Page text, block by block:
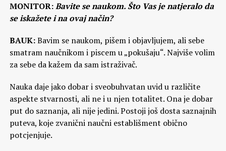
MONITOR:Bavite se naukom. Što Vas je natjeralo da
se iskažete i na ovaj način?
BAUK:Bavim se naukom, pišem i objavljujem, ali sebe
smatram naučnikom i piscem u „pokušaju“. Najviše volim
za sebe da kažem da sam istraživač.
Nauka daje jako dobar i sveobuhvatan uvid u različite
aspekte stvarnosti, ali ne i u njen totalitet. Ona je dobar
put do saznanja, ali nije jedini. Postoji još dosta saznajnih
puteva, koje zvanični naučni establišment obično
potcjenjuje.